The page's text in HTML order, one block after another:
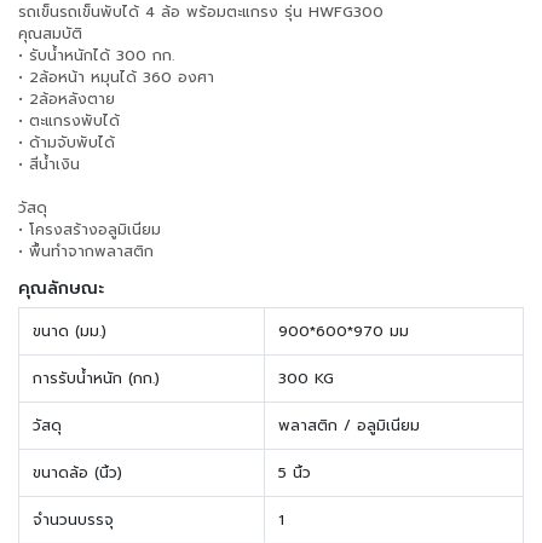
รถเข็นรถเข็นพับได้ 4 ล้อ พร้อมตะแกรง รุ่น HWFG300
คุณสมบัติ
• รับน้ำหนักได้ 300 กก.
• 2ล้อหน้า หมุนได้ 360 องศา
• 2ล้อหลังตาย
• ตะแกรงพับได้
• ด้ามจับพับได้
• สีน้ำเงิน
วัสดุ
• โครงสร้างอลูมิเนียม
• พื้นทำจากพลาสติก
คุณลักษณะ
ขนาด (มม.) 900*600*970 มม
การรับน้ำหนัก (กก.) 300 KG
วัสดุ พลาสติก / อลูมิเนียม
ขนาดล้อ (นิ้ว) 5 นิ้ว
จำนวนบรรจุ 1